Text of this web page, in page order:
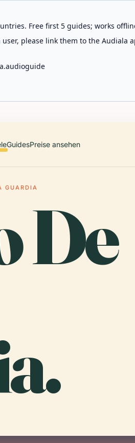
Free first 5 guides; works
please link them to the Audiala
GuidesPreise ansehen
GUARDIA
De